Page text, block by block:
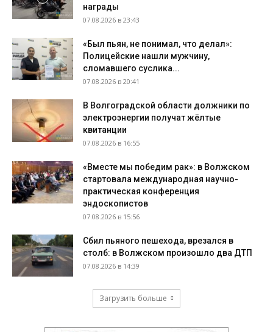
награды
07.08.2026 в 23:43
«Был пьян, не понимал, что делал»:
Полицейские нашли мужчину,
сломавшего суслика...
07.08.2026 в 20:41
В Волгоградской области должники по
электроэнергии получат жёлтые
квитанции
07.08.2026 в 16:55
«Вместе мы победим рак»: в Волжском
стартовала международная научно-
практическая конференция
эндоскопистов
07.08.2026 в 15:56
Сбил пьяного пешехода, врезался в
столб: в Волжском произошло два ДТП
07.08.2026 в 14:39
Загрузить больше